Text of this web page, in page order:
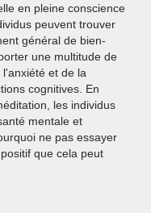
en pleine conscience
peuvent trouver
général de bien-
une multitude de
et de la
cognitives. En
les individus
mentale et
ne pas essayer
que cela peut